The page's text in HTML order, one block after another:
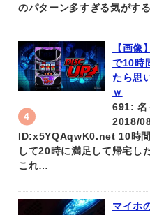
のパターン多すぎる気がす
【画像
で10時
たら思
ｗ
691: 名
2018/
ID:x5YQAqwK0.net 10時
して20時に満足して帰宅し
これ…
マイホ